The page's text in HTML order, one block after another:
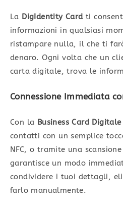
La DigIdentity Cardti
informazioni in qualsiasi
ristampare nulla, il che ti
denaro. Ogni volta che un
carta digitale, trova le
Connessione Immediata
Con la Business Card Digitale
contatti con un semplice
NFC, o tramite una
garantisce un modo
condividere i tuoi dettagli,
farlo manualmente.